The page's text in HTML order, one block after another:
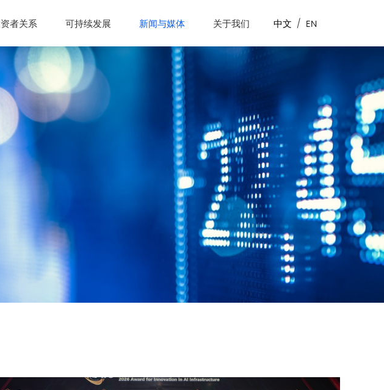
者关系 可持续发展 新闻与媒体 关于我们 中文 / EN